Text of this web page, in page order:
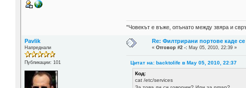
"Човекът е въже, опънато между звяра и
Pavlik
Напреднали
Публикации: 101
Re: Филтрирани портове каде се
«Отговор #2 -: May 05, 2010, 22:39 »
Цитат на: backtolife в May 05, 2010, 22:37
Код:
cat /etc/services